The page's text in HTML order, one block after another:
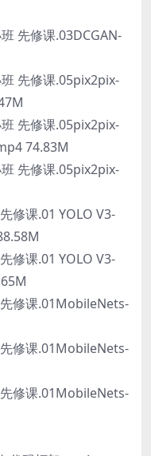
先修课.03DCGAN-
先修课.05pix2pix-
先修课.05pix2pix-
74.83M
先修课.05pix2pix-
修课.01 YOLO V3-
修课.01 YOLO V3-
修课.01MobileNets-
修课.01MobileNets-
修课.01MobileNets-